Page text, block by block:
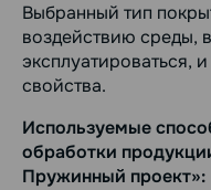
Выбранный тип
воздействию среды,
эксплуатироваться,
свойства.
Используемые
обработки
Пружинный проект»: